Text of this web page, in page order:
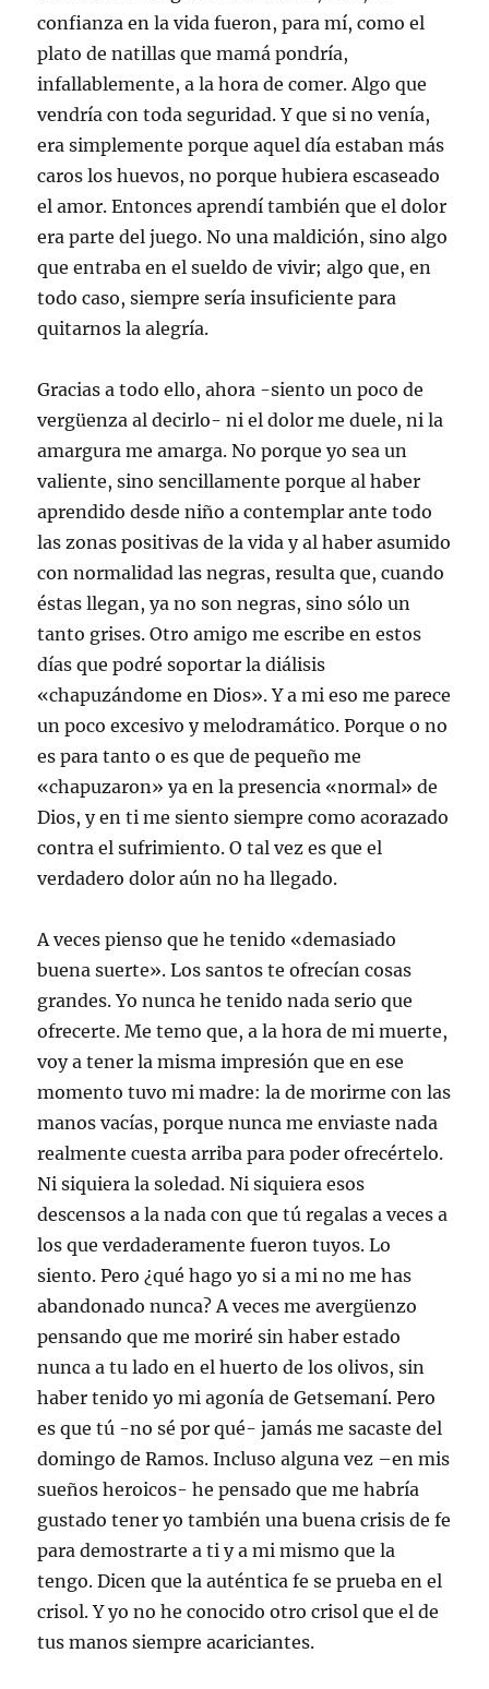
confianza en la vida fueron, para mí, como el
plato de natillas que mamá pondría,
infallablemente, a la hora de comer. Algo que
vendría con toda seguridad. Y que si no venía,
era simplemente porque aquel día estaban más
caros los huevos, no porque hubiera escaseado
el amor. Entonces aprendí también que el dolor
era parte del juego. No una maldición, sino algo
que entraba en el sueldo de vivir; algo que, en
todo caso, siempre sería insuficiente para
quitarnos la alegría.
Gracias a todo ello, ahora -siento un poco de
vergüenza al decirlo- ni el dolor me duele, ni la
amargura me amarga. No porque yo sea un
valiente, sino sencillamente porque al haber
aprendido desde niño a contemplar ante todo
las zonas positivas de la vida y al haber asumido
con normalidad las negras, resulta que, cuando
éstas llegan, ya no son negras, sino sólo un
tanto grises. Otro amigo me escribe en estos
días que podré soportar la diálisis
«chapuzándome en Dios». Y a mi eso me parece
un poco excesivo y melodramático. Porque o no
es para tanto o es que de pequeño me
«chapuzaron» ya en la presencia «normal» de
Dios, y en ti me siento siempre como acorazado
contra el sufrimiento. O tal vez es que el
verdadero dolor aún no ha llegado.
A veces pienso que he tenido «demasiado
buena suerte». Los santos te ofrecían cosas
grandes. Yo nunca he tenido nada serio que
ofrecerte. Me temo que, a la hora de mi muerte,
voy a tener la misma impresión que en ese
momento tuvo mi madre: la de morirme con las
manos vacías, porque nunca me enviaste nada
realmente cuesta arriba para poder ofrecértelo.
Ni siquiera la soledad. Ni siquiera esos
descensos a la nada con que tú regalas a veces a
los que verdaderamente fueron tuyos. Lo
siento. Pero ¿qué hago yo si a mi no me has
abandonado nunca? A veces me avergüenzo
pensando que me moriré sin haber estado
nunca a tu lado en el huerto de los olivos, sin
haber tenido yo mi agonía de Getsemaní. Pero
es que tú -no sé por qué- jamás me sacaste del
domingo de Ramos. Incluso alguna vez –en mis
sueños heroicos- he pensado que me habría
gustado tener yo también una buena crisis de fe
para demostrarte a ti y a mi mismo que la
tengo. Dicen que la auténtica fe se prueba en el
crisol. Y yo no he conocido otro crisol que el de
tus manos siempre acariciantes.